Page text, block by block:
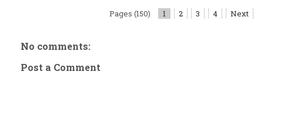
Pages (150) 1 2 3 4 Next
No comments:
Post a Comment